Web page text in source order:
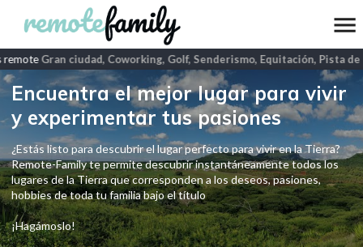
Gran ciudad, Coworking, Golf, Senderismo, Equitación, Pista
Encuentra el mejor lugar para vivir
y experimentar tus pasiones
¿Estás listo para descubrir el lugar perfecto para vivir en la Tierra?
Remote-Family te permite descubrir instantáneamente todos los
lugares de la Tierra que corresponden a los deseos, pasiones,
hobbies de toda tu familia bajo el título
¡Hagámoslo!